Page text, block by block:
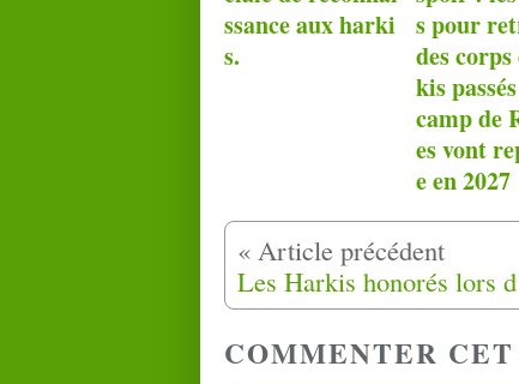
ssance aux harki
s.
s pour
des
kis
camp de
es vont
e en 2027
COMMENTER